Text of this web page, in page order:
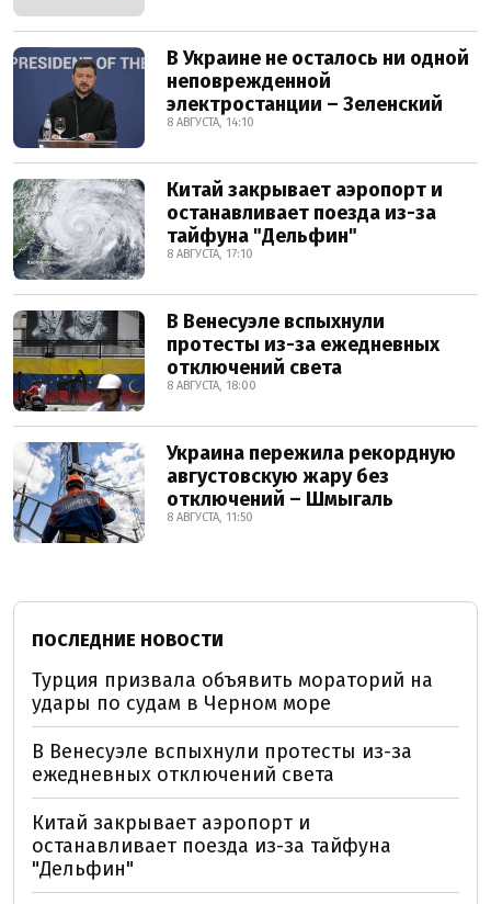
В Украине не осталось ни одной
неповрежденной
электростанции – Зеленский
8 АВГУСТА, 14:10
Китай закрывает аэропорт и
останавливает поезда из-за
тайфуна "Дельфин"
8 АВГУСТА, 17:10
В Венесуэле вспыхнули
протесты из-за ежедневных
отключений света
8 АВГУСТА, 18:00
Украина пережила рекордную
августовскую жару без
отключений – Шмыгаль
8 АВГУСТА, 11:50
ПОСЛЕДНИЕ НОВОСТИ
Турция призвала объявить мораторий на
удары по судам в Черном море
В Венесуэле вспыхнули протесты из-за
ежедневных отключений света
Китай закрывает аэропорт и
останавливает поезда из-за тайфуна
"Дельфин"